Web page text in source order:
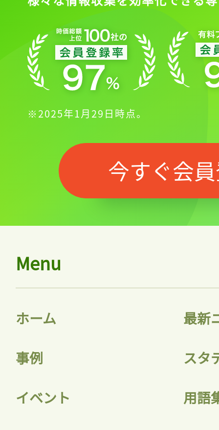
記事をお気に入りに
会員登録
※2025年1月29日時点。
今すぐ会
Menu
ホーム 最新
事例 スタ
イベント 用語